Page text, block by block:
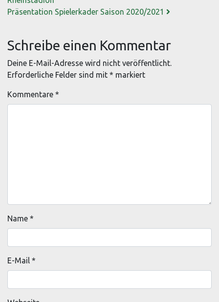
Präsentation Spielerkader Saison 2020/2021
Schreibe einen Kommentar
Deine E-Mail-Adresse wird nicht veröffentlicht.
Erforderliche Felder sind mit * markiert
Kommentare *
Name *
E-Mail *